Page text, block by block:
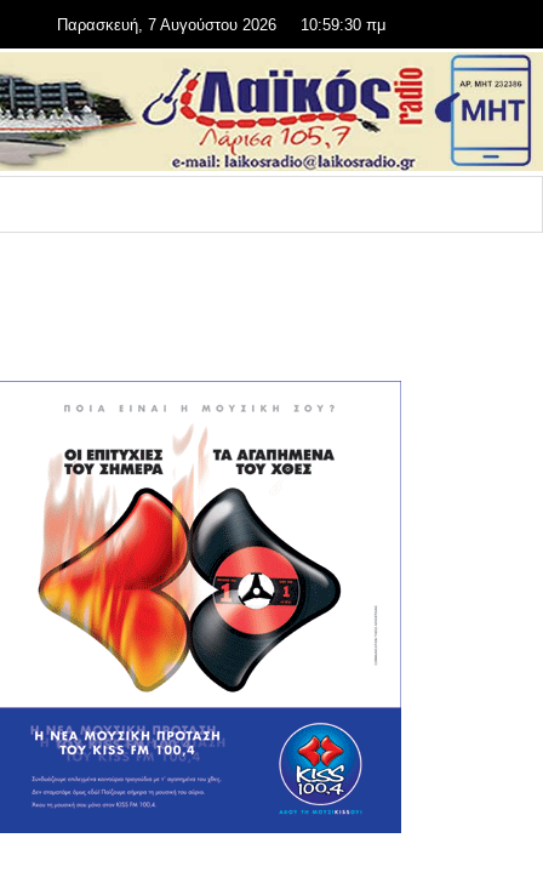
Παρασκευή, 7 Αυγούστου 2026 10:59:31 πμ